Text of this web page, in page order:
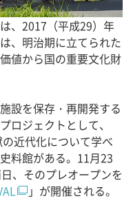
、2017（平成29）年
、明治期に立てられた
値から国の重要文化財
設を保存・再開発する
ロジェクトとして、
近代化について学べ
料館がある。11月23
、そのプレオープンを
」が開催される。